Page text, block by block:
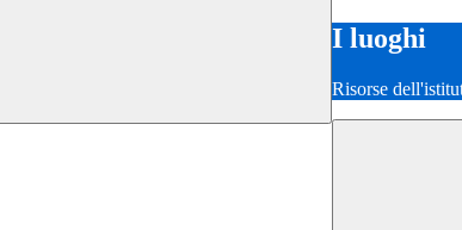
I luoghi
Risorse